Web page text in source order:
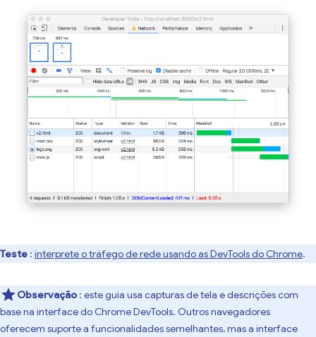
Teste : interprete o tráfego de rede usando as DevTools do Chrome.
Observação : este guia usa capturas de tela e descrições com
base na interface do Chrome DevTools. Outros navegadores
oferecem suporte a funcionalidades semelhantes, mas a interface